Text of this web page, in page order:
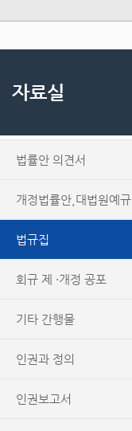
자료실
법률안 의견서
개정법률안,대법원예규
법규집
회규 제 ·개정 공포
기타 간행물
인권과 정의
인권보고서